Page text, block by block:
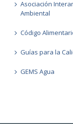
Asociación
Ambiental
Código
Guías para la
GEMS Agua